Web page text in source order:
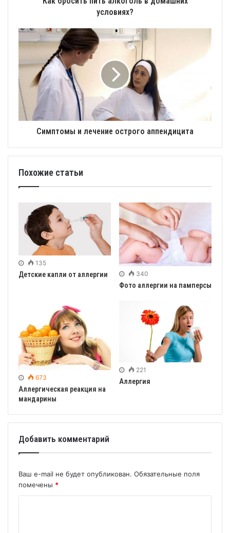
условиях?
Симптомы и лечение острого аппендицита
Похожие статьи
135
Детские капли от аллергии 340
Фото аллергии на памперсы
673
Аллергическая реакция на
мандарины
221
Аллергия
Добавить комментарий
Ваш e-mail не будет опубликован. Обязательные поля
помечены *